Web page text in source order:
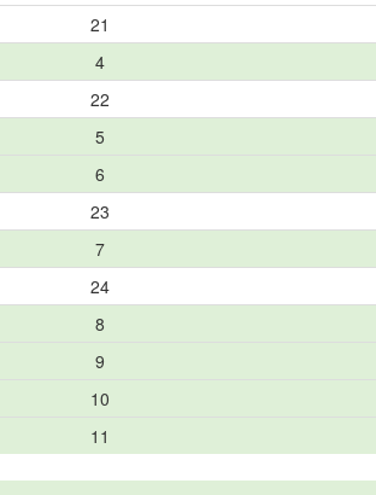
21
4
22
5
6
23
7
24
8
9
10
11